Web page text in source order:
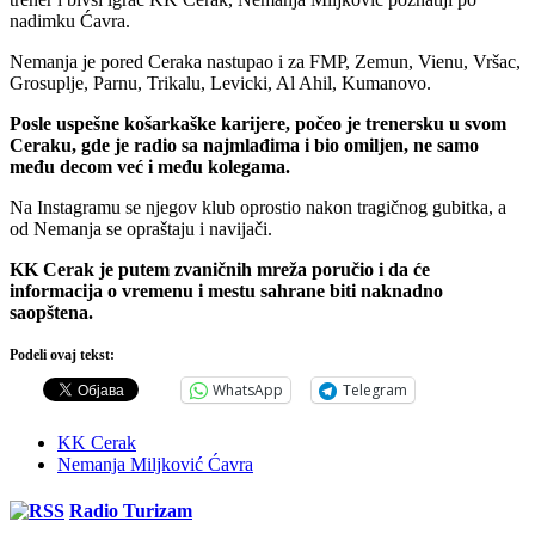
nadimku Ćavra.
Nemanja je pored Ceraka nastupao i za FMP, Zemun, Vienu, Vršac,
Grosuplje, Parnu, Trikalu, Levicki, Al Ahil, Kumanovo.
Posle uspešne košarkaške karijere, počeo je trenersku u svom
Ceraku, gde je radio sa najmlađima i bio omiljen, ne samo
među decom već i među kolegama.
Na Instagramu se njegov klub oprostio nakon tragičnog gubitka, a
od Nemanja se opraštaju i navijači.
KK Cerak je putem zvaničnih mreža poručio i da će
informacija o vremenu i mestu sahrane biti naknadno
saopštena.
Podeli ovaj tekst:
WhatsApp Telegram
KK Cerak
Nemanja Miljković Ćavra
Radio Turizam